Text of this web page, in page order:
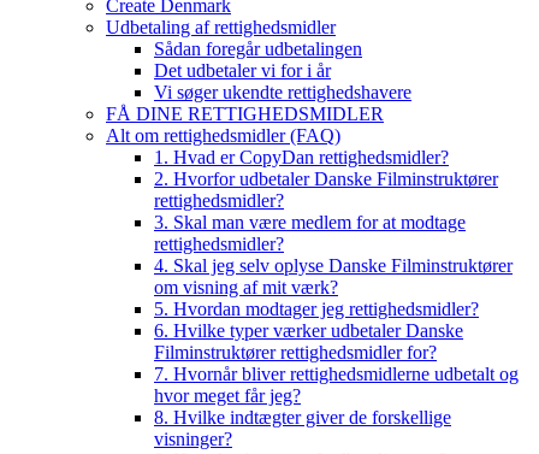
Create Denmark
Udbetaling af rettighedsmidler
Sådan foregår udbetalingen
Det udbetaler vi for i år
Vi søger ukendte rettighedshavere
FÅ DINE RETTIGHEDSMIDLER
Alt om rettighedsmidler (FAQ)
1. Hvad er CopyDan rettighedsmidler?
2. Hvorfor udbetaler Danske Filminstruktører
rettighedsmidler?
3. Skal man være medlem for at modtage
rettighedsmidler?
4. Skal jeg selv oplyse Danske Filminstruktører
om visning af mit værk?
5. Hvordan modtager jeg rettighedsmidler?
6. Hvilke typer værker udbetaler Danske
Filminstruktører rettighedsmidler for?
7. Hvornår bliver rettighedsmidlerne udbetalt og
hvor meget får jeg?
8. Hvilke indtægter giver de forskellige
visninger?